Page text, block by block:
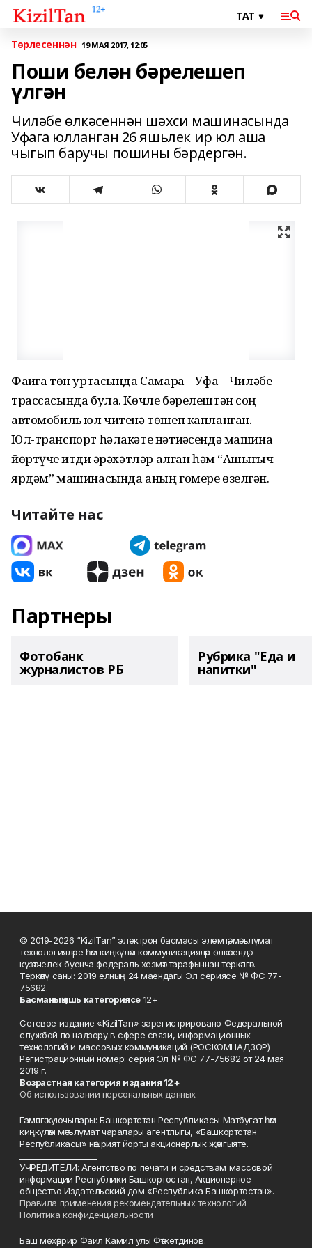
Төрлесеннән 19 МАЯ 2017, 12:05
Поши белән бәрелешеп
үлгән
Чиләбе өлкәсеннән шәхси машинасында
Уфага юлланган 26 яшьлек ир юл аша
чыгып баручы пошины бәрдергән.
Фаҗига төн уртасында Самара – Уфа – Чиләбе
трассасында була. Көчле бәрелештән соң
автомобиль юл читенә төшеп капланган.
Юл-транспорт һәлакәте нәтиҗәсендә машина
йөртүче җитди җәрәхәтләр алган һәм “Ашыгыч
ярдәм” машинасында аның гомере өзелгән.
Читайте нас
Партнеры
Фотобанк
журналистов РБ
Рубрика "Еда и
напитки"
© 2019-2026 “KizilTan” электрон басмасы элемтә, мәгълүмат
технологияләре һәм киңкүләм коммуникацияләр өлкәсендә
күзәтчелек буенча федераль хезмәт тарафыннан теркәлгән.
Теркәлү саны: 2019 елның 24 маендагы Эл сериясе № ФС 77-
75682.
Басманың яшь категориясе12+
Сетевое издание «KizilTan» зарегистрировано Федеральной
службой по надзору в сфере связи, информационных
технологий и массовых коммуникаций (РОСКОМНАДЗОР)
Регистрационный номер: серия Эл № ФС 77-75682 от 24 мая
2019 г.
Возрастная категория издания 12+
Об использовании персональных данных
Гамәлгә куючылары: Башкортстан Республикасы Матбугат һәм
киңкүләм мәгълүмат чаралары агентлыгы, «Башкортстан
Республикасы» нәшрият йорты акционерлык җәмгыяте.
УЧРЕДИТЕЛИ: Агентство по печати и средствам массовой
информации Республики Башкортостан, Акционерное
общество Издательский дом «Республика Башкортостан».
Правила применения рекомендательных технологий
Политика конфиденциальности
Баш мөхәррир Фаил Камил улы Фәтхетдинов.